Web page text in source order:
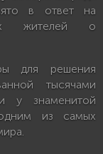
в ответ на
жителей о
для решения
тысячами
у знаменитой
из самых